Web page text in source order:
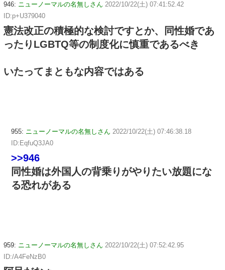
946: ニューノーマルの名無しさん 2022/10/22(土) 07:41:52.42
ID:p+U379040
憲法改正の積極的な検討ですとか、同性婚であ
ったりLGBTQ等の制度化に慎重であるべき
いたってまともな内容ではある
955: ニューノーマルの名無しさん 2022/10/22(土) 07:46:38.18
ID:EqfuQ3JA0
>>946
同性婚は外国人の背乗りがやりたい放題にな
る恐れがある
959: ニューノーマルの名無しさん 2022/10/22(土) 07:52:42.95
ID:/A4FeNzB0